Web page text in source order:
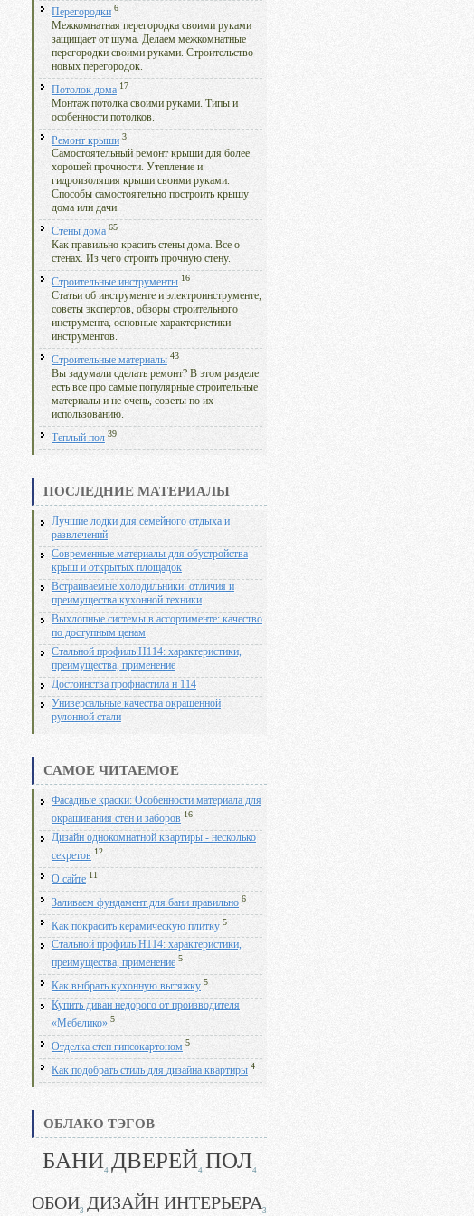
Перегородки 6
Межкомнатная перегородка своими руками
защищает от шума. Делаем межкомнатные
перегородки своими руками. Строительство
новых перегородок.
Потолок дома 17
Монтаж потолка своими руками. Типы и
особенности потолков.
Ремонт крыши 3
Самостоятельный ремонт крыши для более
хорошей прочности. Утепление и
гидроизоляция крыши своими руками.
Способы самостоятельно построить крышу
дома или дачи.
Стены дома 65
Как правильно красить стены дома. Все о
стенах. Из чего строить прочную стену.
Строительные инструменты 16
Статьи об инструменте и электроинструменте,
советы экспертов, обзоры строительного
инструмента, основные характеристики
инструментов.
Строительные материалы 43
Вы задумали сделать ремонт? В этом разделе
есть все про самые популярные строительные
материалы и не очень, советы по их
использованию.
Теплый пол 39
ПОСЛЕДНИЕ МАТЕРИАЛЫ
Лучшие лодки для семейного отдыха и
развлечений
Современные материалы для обустройства
крыш и открытых площадок
Встраиваемые холодильники: отличия и
преимущества кухонной техники
Выхлопные системы в ассортименте: качество
по доступным ценам
Стальной профиль Н114: характеристики,
преимущества, применение
Достоинства профнастила н 114
Универсальные качества окрашенной
рулонной стали
САМОЕ ЧИТАЕМОЕ
Фасадные краски: Особенности материала для
окрашивания стен и заборов 16
Дизайн однокомнатной квартиры - несколько
секретов 12
О сайте 11
Заливаем фундамент для бани правильно 6
Как покрасить керамическую плитку 5
Стальной профиль Н114: характеристики,
преимущества, применение 5
Как выбрать кухонную вытяжку 5
Купить диван недорого от производителя
«Мебелико» 5
Отделка стен гипсокартоном 5
Как подобрать стиль для дизайна квартиры 4
ОБЛАКО ТЭГОВ
БАНИ4 ДВЕРЕЙ4 ПОЛ4
ОБОИ3 ДИЗАЙН ИНТЕРЬЕРА3